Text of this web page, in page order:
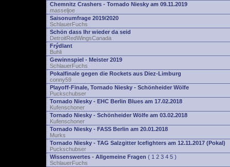
Chemnitz Crashers - Tornado Niesky am 09.11.2019
masseljoe
Saisonumfrage 2019/2020
SchlauerFuchs
Schön dass Ihr wieder da seid
DetroitRedWingsCanada
Frýdlant
Buhli
Gewinnspiel - Meister 2019
SchlauerFuchs
Pokalfinale gegen die Rockets aus Diez-Limburg
conny59
Playoff-Finale, Tornado Niesky - Schönheider Wölfe
Puckschubser
Tornado Niesky - EHC Berlin Blues am 17.02.2018
Kufenschoner
Tornado Niesky - Schönheider Wölfe am 03.02.2018
Kufenschoner
Tornado Niesky - FASS Berlin am 20.01.2018
Murks
Tornado Niesky - TAG Salzgitter Icefighters am 12.11.2017 (Pokal)
Puckschubser
Wissenswertes - Allgemeine Fragen ( 1 2 3 4 5 )
SchlauerFuchs